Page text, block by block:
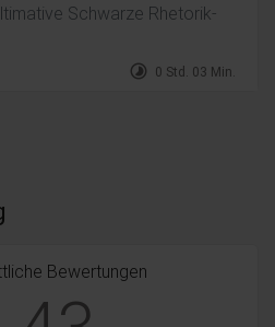
Schwarze Rhetorik-
timelapse 0 Std. 03 Min.
Bewertungen